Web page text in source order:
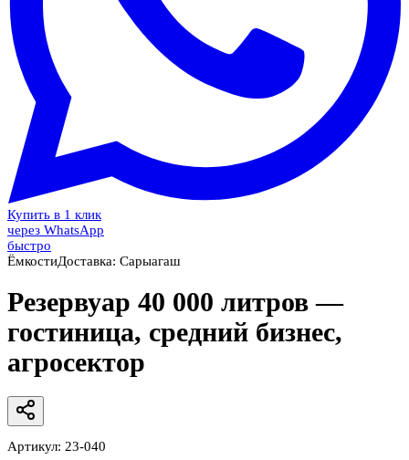
Купить в 1 клик
через WhatsApp
быстро
ЁмкостиДоставка: Сарыагаш
Резервуар 40 000 литров —
гостиница, средний бизнес,
агросектор
Артикул: 23-040